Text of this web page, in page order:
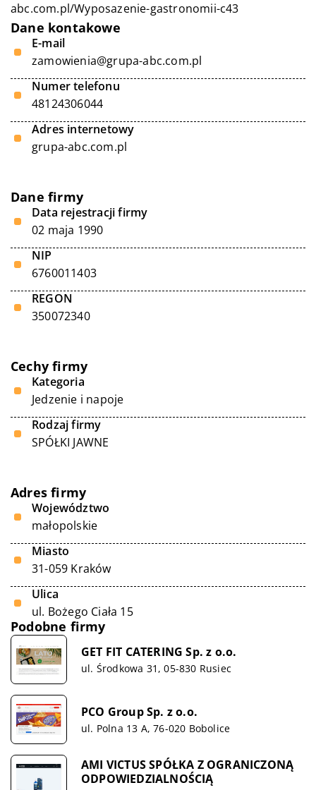
abc.com.pl/Wyposazenie-gastronomii-c43
Dane kontakowe
E-mail
zamowienia@grupa-abc.com.pl
Numer telefonu
48124306044
Adres internetowy
grupa-abc.com.pl
Dane firmy
Data rejestracji firmy
02 maja 1990
NIP
6760011403
REGON
350072340
Cechy firmy
Kategoria
Jedzenie i napoje
Rodzaj firmy
SPÓŁKI JAWNE
Adres firmy
Województwo
małopolskie
Miasto
31-059 Kraków
Ulica
ul. Bożego Ciała 15
Podobne firmy
GET FIT CATERING Sp. z o.o.
ul. Środkowa 31, 05-830 Rusiec
PCO Group Sp. z o.o.
ul. Polna 13 A, 76-020 Bobolice
AMI VICTUS SPÓŁKA Z OGRANICZONĄ
ODPOWIEDZIALNOŚCIĄ